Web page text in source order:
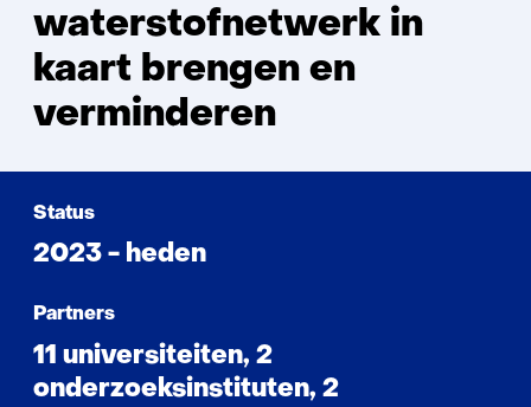
waterstofnetwerk in
kaart brengen en
verminderen
Status
2023 - heden
Partners
11 universiteiten, 2
onderzoeksinstituten, 2